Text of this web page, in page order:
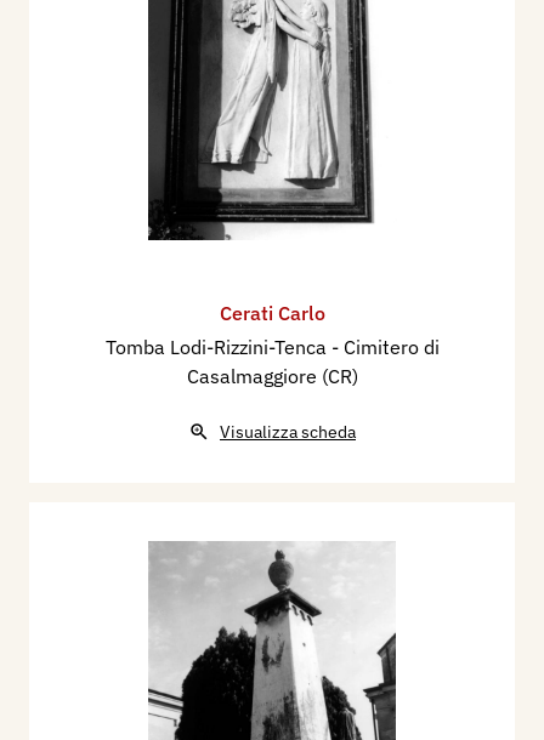
Cerati Carlo
Tomba Lodi-Rizzini-Tenca - Cimitero di
Casalmaggiore (CR)
Visualizza scheda